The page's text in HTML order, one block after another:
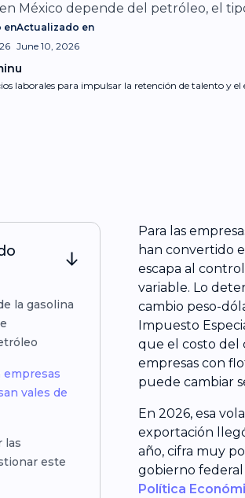
México depende del petróleo, el
enActualizado en
June 10, 2026
laborales para impulsar la retención de talento y
la gasolina
empresas
vales de
las
este
Para las
han convertido
escapa al
variable. Lo
cambio peso-
Impuesto
que el costo del
empresas con
puede cambiar
En 2026, esa
exportación
año, cifra muy
gobierno
Política